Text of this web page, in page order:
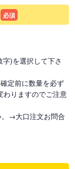
必須
)を選択して下さ
定前に数量を必ず
わりますのでご注意
→大口注文お問合